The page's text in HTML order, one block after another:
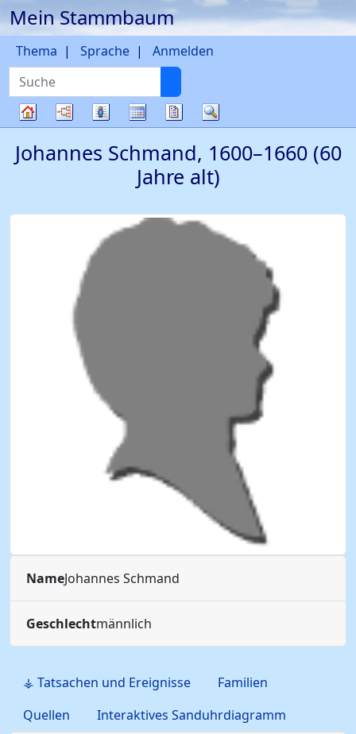
Weiter zu Hauptseite
Mein Stammbaum
Suche
Thema Sprache Anmelden
Diagramme
Listen KalenderBerichte
Johannes Schmand, 1600–1660(60
Jahre alt)
NameJohannes Schmand
Geschlechtmännlich
⚶ Tatsachen und Ereignisse
Familien
Quellen
Interaktives Sanduhrdiagramm